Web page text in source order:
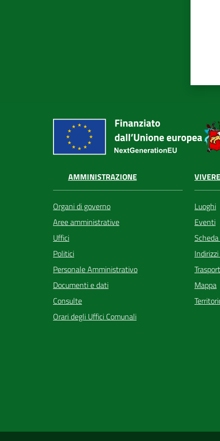
AMMINISTRAZIONE
Organi di governo
Aree amministrative
Uffici
Politici
Personale Amministrativo
Documenti e dati
Consulte
Orari degli Uffici Comunali
Luoghi
Eventi
Mappa